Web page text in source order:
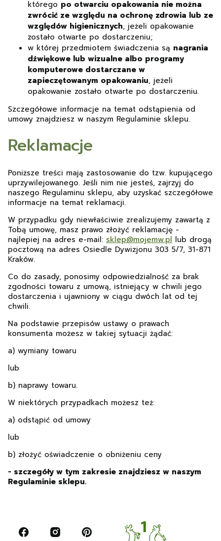
którego po otwarciu opakowania nie można
zwrócić ze względu na ochronę zdrowia lub ze
względów higienicznych, jeżeli opakowanie
zostało otwarte po dostarczeniu;
w której przedmiotem świadczenia są nagrania
dźwiękowe lub wizualne albo programy
komputerowe dostarczane w
zapieczętowanym opakowaniu, jeżeli
opakowanie zostało otwarte po dostarczeniu.
Szczegółowe informacje na temat odstąpienia od
umowy znajdziesz w naszym Regulaminie sklepu.
Reklamacje
Poniższe treści mają zastosowanie do tzw. kupującego
uprzywilejowanego. Jeśli nim nie jesteś, zajrzyj do
naszego Regulaminu sklepu, aby uzyskać szczegółowe
informacje na temat reklamacji.
W przypadku gdy niewłaściwie zrealizujemy zawartą z
Tobą umowę, masz prawo złożyć reklamację -
najlepiej na adres e-mail: sklep@mojemw.pl lub drogą
pocztową na adres Osiedle Dywizjonu 303 5/7, 31-871
Kraków.
Co do zasady, ponosimy odpowiedzialność za brak
zgodności towaru z umową, istniejący w chwili jego
dostarczenia i ujawniony w ciągu dwóch lat od tej
chwili.
Na podstawie przepisów ustawy o prawach
konsumenta możesz w takiej sytuacji żądać:
a) wymiany towaru
lub
b) naprawy towaru.
W niektórych przypadkach możesz też:
a) odstąpić od umowy
lub
b) złożyć oświadczenie o obniżeniu ceny
- szczegóły w tym zakresie znajdziesz w naszym
Regulaminie sklepu.